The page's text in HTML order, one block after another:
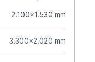
2.100x1.530 mm
3.300x2.020 mm